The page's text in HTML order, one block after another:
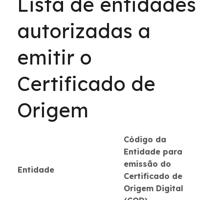
autorizadas a
emitir o
Certificado de
Origem
Entidade
Código da
Entidade para
emissão do
Certificado de
Origem Digital